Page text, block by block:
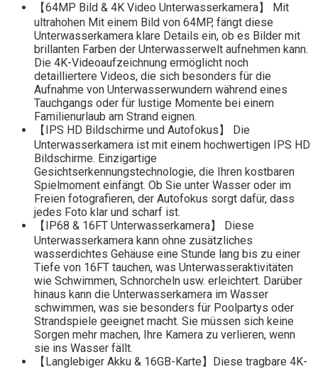
【64MP Bild & 4K Video Unterwasserkamera】 Mit
ultrahohen Mit einem Bild von 64MP, fängt diese
Unterwasserkamera klare Details ein, ob es Bilder mit
brillanten Farben der Unterwasserwelt aufnehmen kann.
Die 4K-Videoaufzeichnung ermöglicht noch
detailliertere Videos, die sich besonders für die
Aufnahme von Unterwasserwundern während eines
Tauchgangs oder für lustige Momente bei einem
Familienurlaub am Strand eignen.
【IPS HD Bildschirme und Autofokus】 Die
Unterwasserkamera ist mit einem hochwertigen IPS HD
Bildschirme. Einzigartige
Gesichtserkennungstechnologie, die Ihren kostbaren
Spielmoment einfängt. Ob Sie unter Wasser oder im
Freien fotografieren, der Autofokus sorgt dafür, dass
jedes Foto klar und scharf ist.
【IP68 & 16FT Unterwasserkamera】 Diese
Unterwasserkamera kann ohne zusätzliches
wasserdichtes Gehäuse eine Stunde lang bis zu einer
Tiefe von 16FT tauchen, was Unterwasseraktivitäten
wie Schwimmen, Schnorcheln usw. erleichtert. Darüber
hinaus kann die Unterwasserkamera im Wasser
schwimmen, was sie besonders für Poolpartys oder
Strandspiele geeignet macht. Sie müssen sich keine
Sorgen mehr machen, Ihre Kamera zu verlieren, wenn
sie ins Wasser fällt.
【Langlebiger Akku & 16GB-Karte】Diese tragbare 4K-